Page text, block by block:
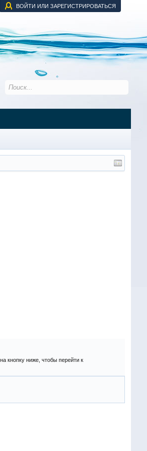
ВОЙТИ ИЛИ ЗАРЕГИСТРИРОВАТЬСЯ
кнопку ниже, чтобы перейти к